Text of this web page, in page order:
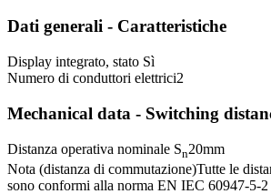
Dati generali - Caratteristiche
Display integrato, stato Sì
Numero di conduttori elettrici2
Mechanical data - Switching
Distanza operativa nominale Sn20mm
Nota (distanza di commutazione)Tutte le
sono conformi alla norma EN IEC 60947-5-2